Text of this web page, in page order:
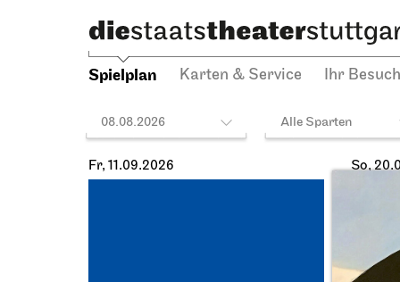
Spielplan Karten & Service Ihr Besuch
08.08.2026 Alle Sparten
Fr, 11.09.2026 So,